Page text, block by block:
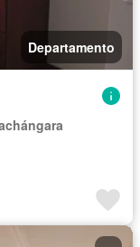
Departamento